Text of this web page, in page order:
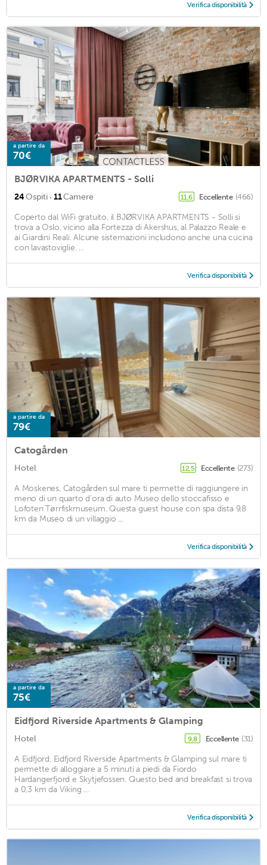
Verifica disponibilità
a partire da
70€
BJØRVIKA APARTMENTS - Solli
24Ospiti · 11Camere 11,6 Eccellente (466)
Coperto dal WiFi gratuito, il BJØRVIKA APARTMENTS - Solli si
trova a Oslo, vicino alla Fortezza di Akershus, al Palazzo Reale e
ai Giardini Reali. Alcune sistemazioni includono anche una cucina
con lavastoviglie. ...
Verifica disponibilità
a partire da
79€
Catogården
Hotel 12,5 Eccellente (273)
A Moskenes, Catogården sul mare ti permette di raggiungere in
meno di un quarto d'ora di auto Museo dello stoccafisso e
Lofoten Tørrfiskmuseum. Questa guest house con spa dista 9,8
km da Museo di un villaggio ...
Verifica disponibilità
a partire da
75€
Eidfjord Riverside Apartments & Glamping
Hotel 9,8 Eccellente (31)
A Eidfjord, Eidfjord Riverside Apartments & Glamping sul mare ti
permette di alloggiare a 5 minuti a piedi da Fiordo
Hardangerfjord e Skytjefossen. Questo bed and breakfast si trova
a 0,3 km da Viking ...
Verifica disponibilità